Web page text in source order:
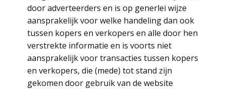
door adverteerders en is op generlei wijze
aansprakelijk voor welke handeling dan ook
tussen kopers en verkopers en alle door hen
verstrekte informatie en is voorts niet
aansprakelijk voor transacties tussen kopers
en verkopers, die (mede) tot stand zijn
gekomen door gebruik van de website